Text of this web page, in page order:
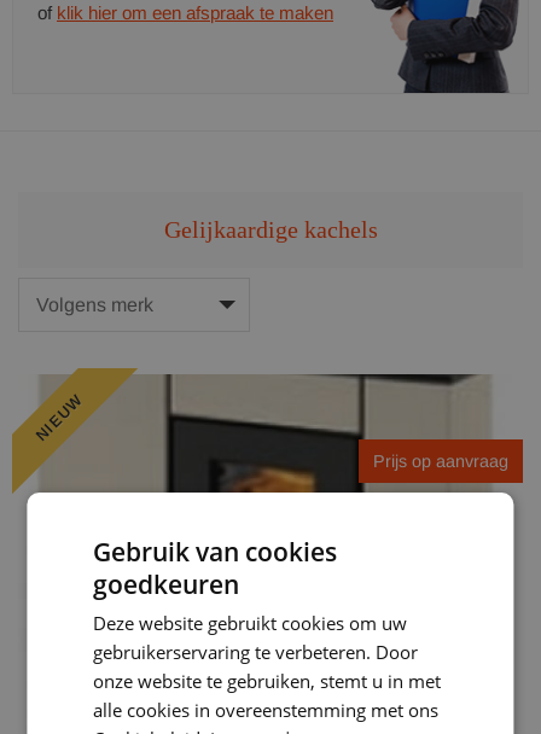
of klik hier om een afspraak te maken
Gelijkaardige kachels
NIEUW
Prijs op aanvraag
Gebruik van cookies
goedkeuren
Deze website gebruikt cookies om uw
gebruikerservaring te verbeteren. Door
onze website te gebruiken, stemt u in met
alle cookies in overeenstemming met ons